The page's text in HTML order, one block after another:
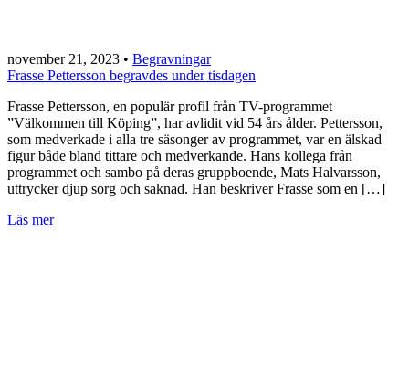
november 21, 2023 • Begravningar
Frasse Pettersson begravdes under tisdagen
Frasse Pettersson, en populär profil från TV-programmet
”Välkommen till Köping”, har avlidit vid 54 års ålder. Pettersson,
som medverkade i alla tre säsonger av programmet, var en älskad
figur både bland tittare och medverkande. Hans kollega från
programmet och sambo på deras gruppboende, Mats Halvarsson,
uttrycker djup sorg och saknad. Han beskriver Frasse som en […]
Läs mer